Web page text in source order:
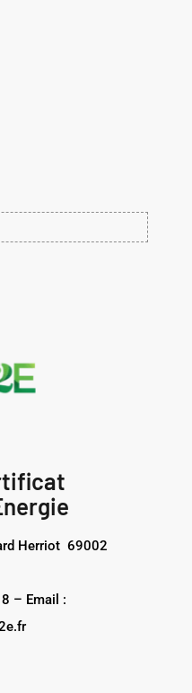
Herriot 69002
– Email :